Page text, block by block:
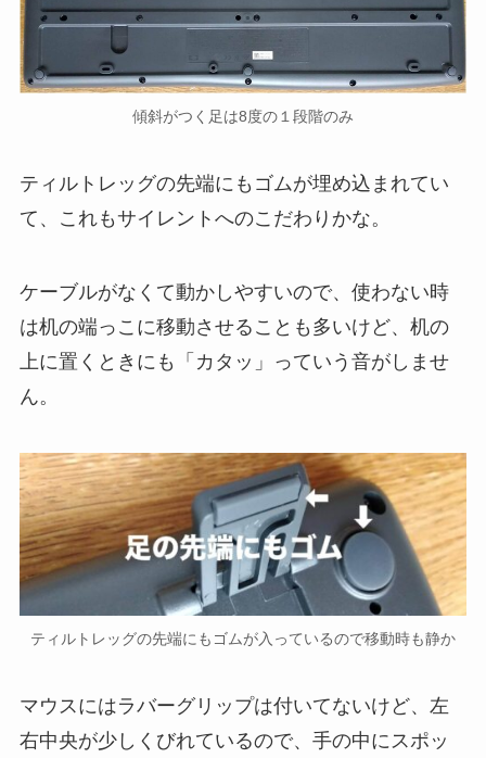
傾斜がつく足は8度の１段階のみ
ティルトレッグの先端にもゴムが埋め込まれてい
て、これもサイレントへのこだわりかな。
ケーブルがなくて動かしやすいので、使わない時
は机の端っこに移動させることも多いけど、机の
上に置くときにも「カタッ」っていう音がしませ
ん。
ティルトレッグの先端にもゴムが入っているので移動時も静か
マウスにはラバーグリップは付いてないけど、左
右中央が少しくびれているので、手の中にスポッ